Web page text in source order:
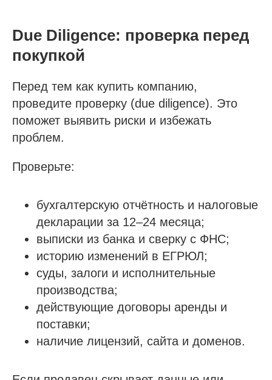
Due Diligence: проверка перед
покупкой
Перед тем как купить компанию,
проведите проверку (due diligence). Это
поможет выявить риски и избежать
проблем.
Проверьте:
бухгалтерскую отчётность и налоговые
декларации за 12–24 месяца;
выписки из банка и сверку с ФНС;
историю изменений в ЕГРЮЛ;
суды, залоги и исполнительные
производства;
действующие договоры аренды и
поставки;
наличие лицензий, сайта и доменов.